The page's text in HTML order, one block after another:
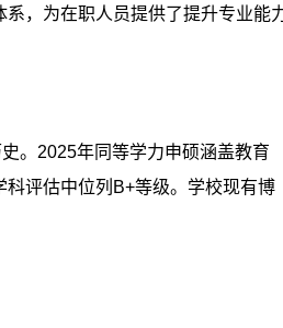
，为在职人员提供了提升专业能
。2025年同等学力申硕涵盖教育
评估中位列B+等级。学校现有博